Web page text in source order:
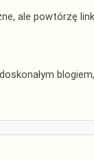
ale powtórzę
blogiem,